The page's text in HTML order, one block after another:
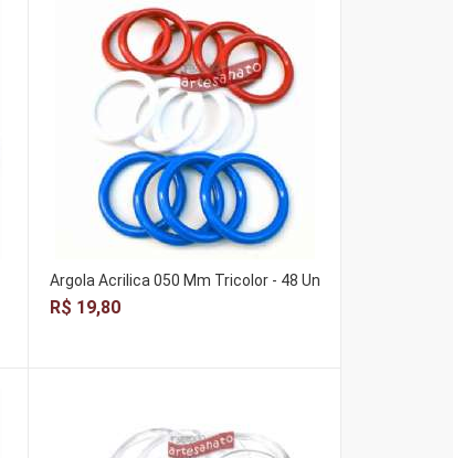
Argola Acrilica 050 Mm Tricolor - 48 Un
R$ 19,80